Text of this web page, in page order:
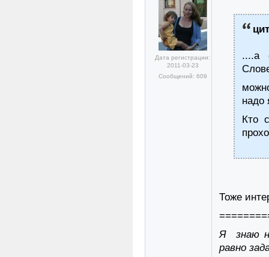
Дата регистрации:
2011-03-23
Сообщений: 609
....а
надо
Кто
Тоже
Я знаю
равно